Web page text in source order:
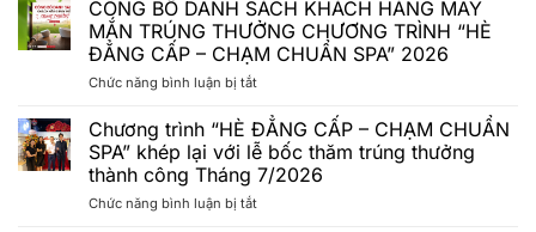
nội
thất
chung
cư
giản
2026:
Xu
hướng
căn
CÔNG BỐ DANH SÁCH KHÁCH HÀNG MAY
MẮN TRÚNG THƯỞNG CHƯƠNG TRÌNH “HÈ
ĐẲNG CẤP – CHẠM CHUẨN SPA” 2026
Chức năng bình luận bị tắtở
BỐ
DANH
SÁCH
KHÁCH
HÀNG
Chương trình “HÈ ĐẲNG CẤP – CHẠM CHUẨN
SPA” khép lại với lễ bốc thăm trúng thưởng
thành công Tháng 7/2026
Chức năng bình luận bị tắtở